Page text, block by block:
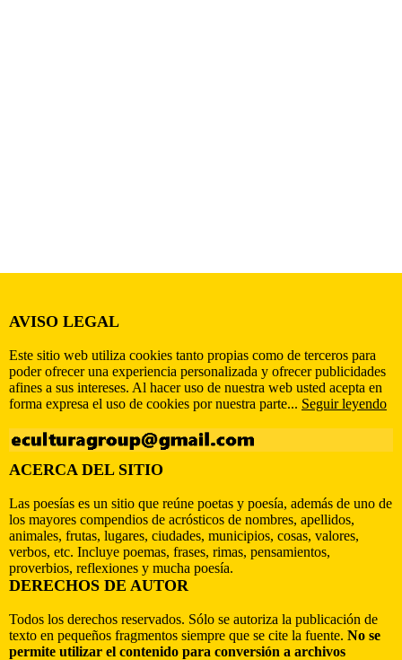
AVISO LEGAL
Este sitio web utiliza cookies tanto propias como de terceros para
poder ofrecer una experiencia personalizada y ofrecer publicidades
afines a sus intereses. Al hacer uso de nuestra web usted acepta en
forma expresa el uso de cookies por nuestra parte... Seguir leyendo
ACERCA DEL SITIO
Las poesías es un sitio que reúne poetas y poesía, además de uno de
los mayores compendios de acrósticos de nombres, apellidos,
animales, frutas, lugares, ciudades, municipios, cosas, valores,
verbos, etc. Incluye poemas, frases, rimas, pensamientos,
proverbios, reflexiones y mucha poesía.
DERECHOS DE AUTOR
Todos los derechos reservados. Sólo se autoriza la publicación de
texto en pequeños fragmentos siempre que se cite la fuente. No se
permite utilizar el contenido para conversión a archivos